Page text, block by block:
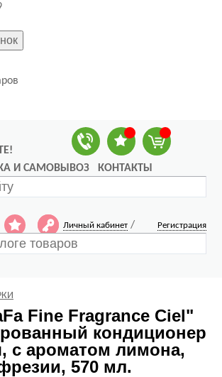
И САМОВЫВОЗ
КОНТАКТЫ
Личный кабинет / Регистрация
Fine Fragrance Ciel"
кондиционер
с ароматом лимона,
570 мл.